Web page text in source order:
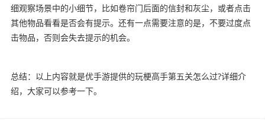
细观察场景中的小细节，比如卷帘门后面的信封和灰尘，或者点击
其他物品看看是否会有提示。还有一点需要注意的是，不要过度点
击物品，否则会失去提示的机会。
总结：以上内容就是优手游提供的玩梗高手第五关怎么过?详细介
绍，大家可以参考一下。